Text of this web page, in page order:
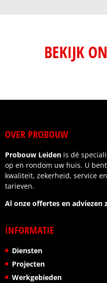
BEKIJK
OVER PROBOUW
Probouw Leiden is dé
op en rondom uw huis. U
kwaliteit, zekerheid, service
tarieven.
Al onze offertes en adviezen
INFORMATIE
Diensten
Projecten
Werkgebieden